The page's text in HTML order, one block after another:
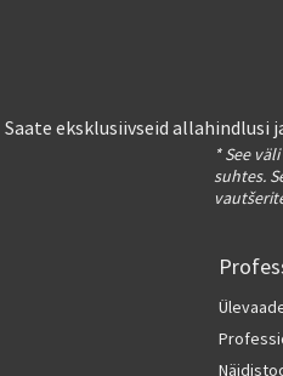
Saate eksklusiivseid allahindlusi
* See
suhtes.